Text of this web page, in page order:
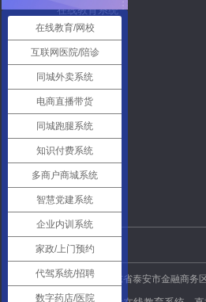
在线教育系统
知识付费系统
电商直播系统
多商户商城
同城o2o
同城跑腿
智慧党建系统
医疗陪诊系统
友情链接：
公司地址：山东省泰安市金融商务
在线教育/网校
互联网医院/陪诊
同城外卖系统
电商直播带货
同城跑腿系统
知识付费系统
多商户商城系统
智慧党建系统
企业内训系统
家政/上门预约
代驾系统/招聘
数字药店/医院